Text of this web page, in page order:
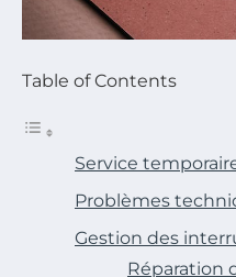
Table of Contents
Service
Problèmes
Gestion des
Réparation